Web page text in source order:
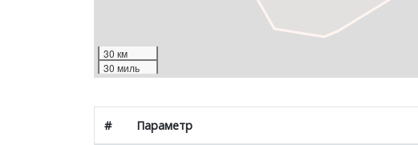
30 км
30 миль
# Параметр